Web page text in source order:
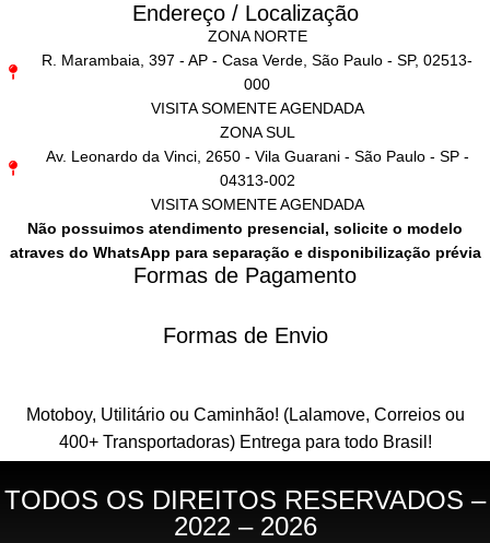
Endereço / Localização
ZONA NORTE
R. Marambaia, 397 - AP - Casa Verde, São Paulo - SP, 02513-
000
VISITA SOMENTE AGENDADA
ZONA SUL
Av. Leonardo da Vinci, 2650 - Vila Guarani - São Paulo - SP -
04313-002
VISITA SOMENTE AGENDADA
Não possuimos atendimento presencial, solicite o modelo
atraves do WhatsApp para separação e disponibilização prévia
Formas de Pagamento
Formas de Envio
Motoboy, Utilitário ou Caminhão! (Lalamove, Correios ou
400+ Transportadoras) Entrega para todo Brasil!
TODOS OS DIREITOS RESERVADOS –
2022 – 2026